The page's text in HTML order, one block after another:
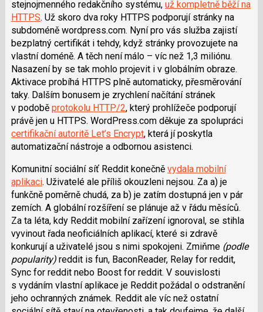
stejnojmenného redakčního systému, už kompletně běží na
HTTPS. Už skoro dva roky HTTPS podporují stránky na
subdoméně wordpress.com. Nyní pro vás služba zajistí
bezplatný certifikát i tehdy, když stránky provozujete na
vlastní doméně. A těch není málo – víc než 1,3 miliónu.
Nasazení by se tak mohlo projevit i v globálním obraze.
Aktivace probíhá HTTPS plně automaticky, přesměrování
taky. Dalším bonusem je zrychlení načítání stránek
v podobě protokolu HTTP/2, který prohlížeče podporují
právě jen u HTTPS. WordPress.com děkuje za spolupráci
certifikační autoritě Let’s Encrypt, která jí poskytla
automatizační nástroje a odbornou asistenci.
Komunitní sociální síť Reddit konečně vydala mobilní
aplikaci. Uživatelé ale příliš okouzleni nejsou. Za a) je
funkčně poměrně chudá, za b) je zatím dostupná jen v pár
zemích. A globální rozšíření se plánuje až v řádu měsíců.
Za ta léta, kdy Reddit mobilní zařízení ignoroval, se stihla
vyvinout řada neoficiálních aplikací, které si zdravě
konkurují a uživatelé jsou s nimi spokojeni. Zmiňme (podle
popularity)reddit is fun, BaconReader, Relay for reddit,
Sync for reddit nebo Boost for reddit. V souvislosti
s vydáním vlastní aplikace je Reddit požádal o odstranění
jeho ochranných známek. Reddit ale víc než ostatní